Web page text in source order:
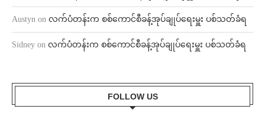
Austyn on လက်ပံတန်းက စစ်ကောင်စီခန့်အုပ်ချုပ်ရေးမှူး ပစ်သတ်ခံရ
Sidney on လက်ပံတန်းက စစ်ကောင်စီခန့်အုပ်ချုပ်ရေးမှူး ပစ်သတ်ခံရ
FOLLOW US